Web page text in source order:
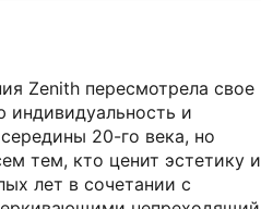
Zenith пересмотрела свое
индивидуальность и
20-го века, но
тем, кто ценит эстетику и
лет в сочетании с